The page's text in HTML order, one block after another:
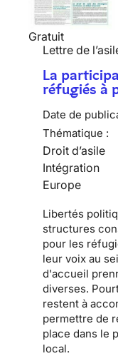
Gratuit
Lettre de
La
réfugiés à
Date de
Thématique :
Droit d’asile
Intégration
Europe
Libertés
structures
pour les
leur voix au
d'accueil
diverses.
restent à
permettre de
place dans le
local.